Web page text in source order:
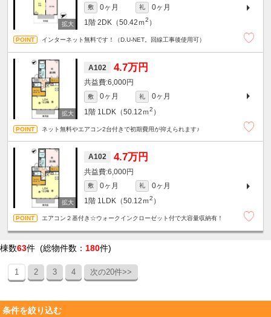
敷 0ヶ月 礼
0ヶ月
1階 2DK（50.42ｍ2 ）
インターネット無料です！（D.U-NET。回線工事後使用可）
A102 4.7万円
6,000円
敷 0ヶ月 礼
0ヶ月
1階 1LDK（50.12ｍ2 ）
ネット無料やエアコン2台付きで初期費用が抑えられます♪
A102 4.7万円
6,000円
敷 0ヶ月 礼
0ヶ月
1階 1LDK（50.12ｍ2 ）
エアコン２基付き☆ウォークインクローゼット付で大容量収納有！
棟数63件 (総物件数： 180件)
1 2 3 4 次の20件>>
条件を絞り込む